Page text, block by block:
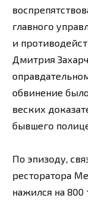
главного
и
Дмитрия
обвинение
веских
бывшего
По эпизоду,
ресторатора
нажился на 800